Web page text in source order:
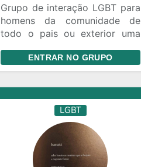
Grupo de interação LGBT para
homens da comunidade de
todo o pais ou exterior uma
compartilharem momentos em
conjunto e criarem algo
especial formarem amizades
ou algo em especial com
alguem como você
ENTRAR NO GRUPO
LGBT